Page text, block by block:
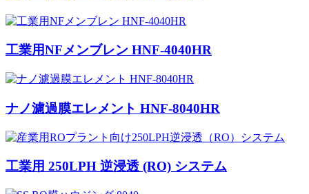
工業用NFメンブレン HNF-4040HR
ナノ濾過膜エレメント HNF-8040HR
工業用 250LPH 逆浸透 (RO) システム